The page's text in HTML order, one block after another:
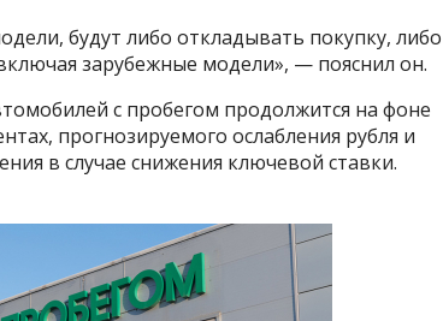
будут либо откладывать покупку, либо
зарубежные модели», — пояснил он.
с пробегом продолжится на фоне
прогнозируемого ослабления рубля и
в случае снижения ключевой ставки.